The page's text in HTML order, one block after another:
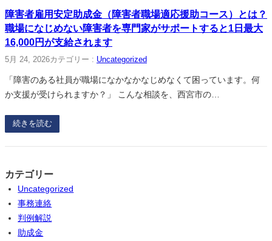
障害者雇用安定助成金（障害者職場適応援助コース）とは？
職場になじめない障害者を専門家がサポートすると1日最大
16,000円が支給されます
5月 24, 2026カテゴリー : Uncategorized
「障害のある社員が職場になかなかなじめなくて困っています。何
か支援が受けられますか？」 こんな相談を、西宮市の…
続きを読む
カテゴリー
Uncategorized
事務連絡
判例解説
助成金